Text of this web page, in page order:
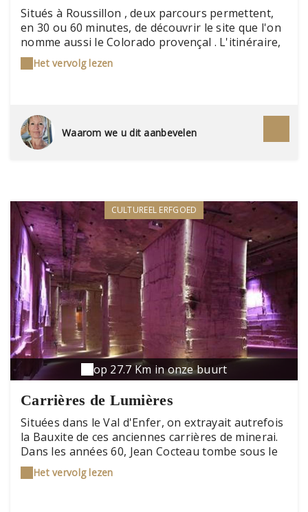
Situés à Roussillon , deux parcours permettent,
en 30 ou 60 minutes, de découvrir le site que l'on
nomme aussi le Colorado provençal . L'itinéraire,
un véritable voyage minéral à travers près de 110
millions d'années est jalonné de pupitres offrant
Het vervolg lezen
Waarom we u dit aanbevelen
CULTUREEL ERFGOED
op 27.7 Km in onze buurt
Carrières de Lumières
Situées dans le Val d'Enfer, on extrayait autrefois
la Bauxite de ces anciennes carrières de minerai.
Dans les années 60, Jean Cocteau tombe sous le
charme du lieu et y tourne Le Testament
d'Orphée . Durant plus de 30 ans des spectacles
Het vervolg lezen